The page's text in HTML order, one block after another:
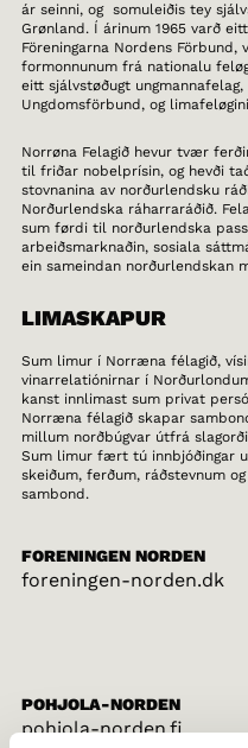
ár seinni, og somuleiðis tey
Grønland. Í árinum 1965 varð
Föreningarna Nordens
formonnunum frá nationalu
eitt sjálvstøðugt ungmannafelag,
Ungdomsförbund, og
Norrøna Felagið hevur tvær
til friðar nobelprísin, og hevði
stovnanina av norðurlendsku
Norðurlendska ráharraráðið.
sum førdi til norðurlendska
arbeiðsmarknaðin, sosiala
ein sameindan norðurlendskan
LIMASKAPUR
Sum limur í Norræna félagið,
vinarrelatiónirnar í
kanst innlimast sum privat
Norræna félagið skapar
millum norðbúgvar útfrá
Sum limur fært tú innbjóðingar
skeiðum, ferðum, ráðstevnum
sambond.
FORENINGEN NORDEN
foreningen-norden.dk
POHJOLA-NORDEN
pohjola-norden.fi